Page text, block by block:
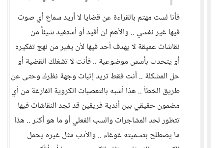
فأنا لست مهتم بالقراءة عن قضايا لا أريد سماع أي صوت
فيها غير نفسي .. والأهم لن أفيد أو أستفيد شيئاً من
نقاشات عميقة لا يهدف أحد فيها لأن يغير من نهج تفكيره
أو يتحدث بأسس موضوعية .. فأنت لا تشغلك القضية أو
حل المشكلة .. أنت فقط تريد إثبات وجهة نظرك وحتى عن
طريق الخطأ .. هذا أشبه بالتعصبات الكروية الفارغة من أي
مضمون حقيقي بين أندية فريقين قد تجد النقاشات فيها
تتطور لحد المشاجرات والسب الفعلي أو ما هو أكثر .. هذا
ما يصطلح بتسميته غوغاء .. والأدب مثل غيره يحمل